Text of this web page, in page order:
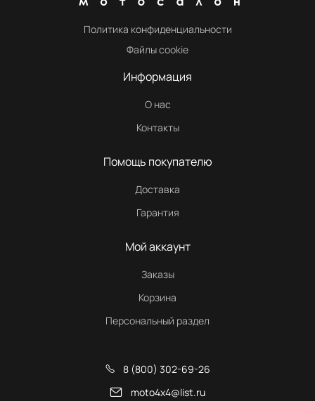
Политика конфиденциальности
Файлы cookie
Информация
О нас
Контакты
Помощь покупателю
Доставка
Гарантия
Мой аккаунт
Заказы
Корзина
Персональный раздел
8 (800) 302-69-26
moto4x4@list.ru